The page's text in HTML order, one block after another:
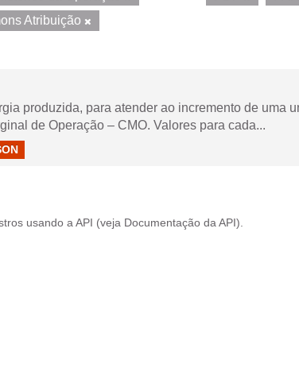
Atribuição
produzida, para atender ao incremento de uma
de Operação – CMO. Valores para cada...
usando a API (veja Documentação da API ).